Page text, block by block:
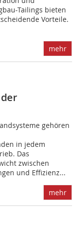
Tailings bieten
Vorteile.
mehr
gehören
in jedem
Das
zwischen
und Effizienz...
mehr